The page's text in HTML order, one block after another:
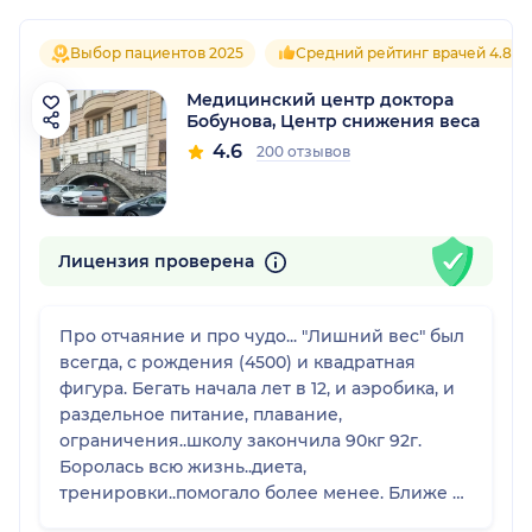
Выбор пациентов 2025 Средний рейтинг врачей 4.8
Медицинский центр доктора
Бобунова, Центр снижения веса
4.6 200 отзывов
Лицензия проверена
Про отчаяние и про чудо... "Лишний вес" был
всегда, с рождения (4500) и квадратная
фигура. Бегать начала лет в 12, и аэробика, и
раздельное питание, плавание,
ограничения..школу закончила 90кг 92г.
Боролась всю жизнь..диета,
тренировки..помогало более менее. Ближе к